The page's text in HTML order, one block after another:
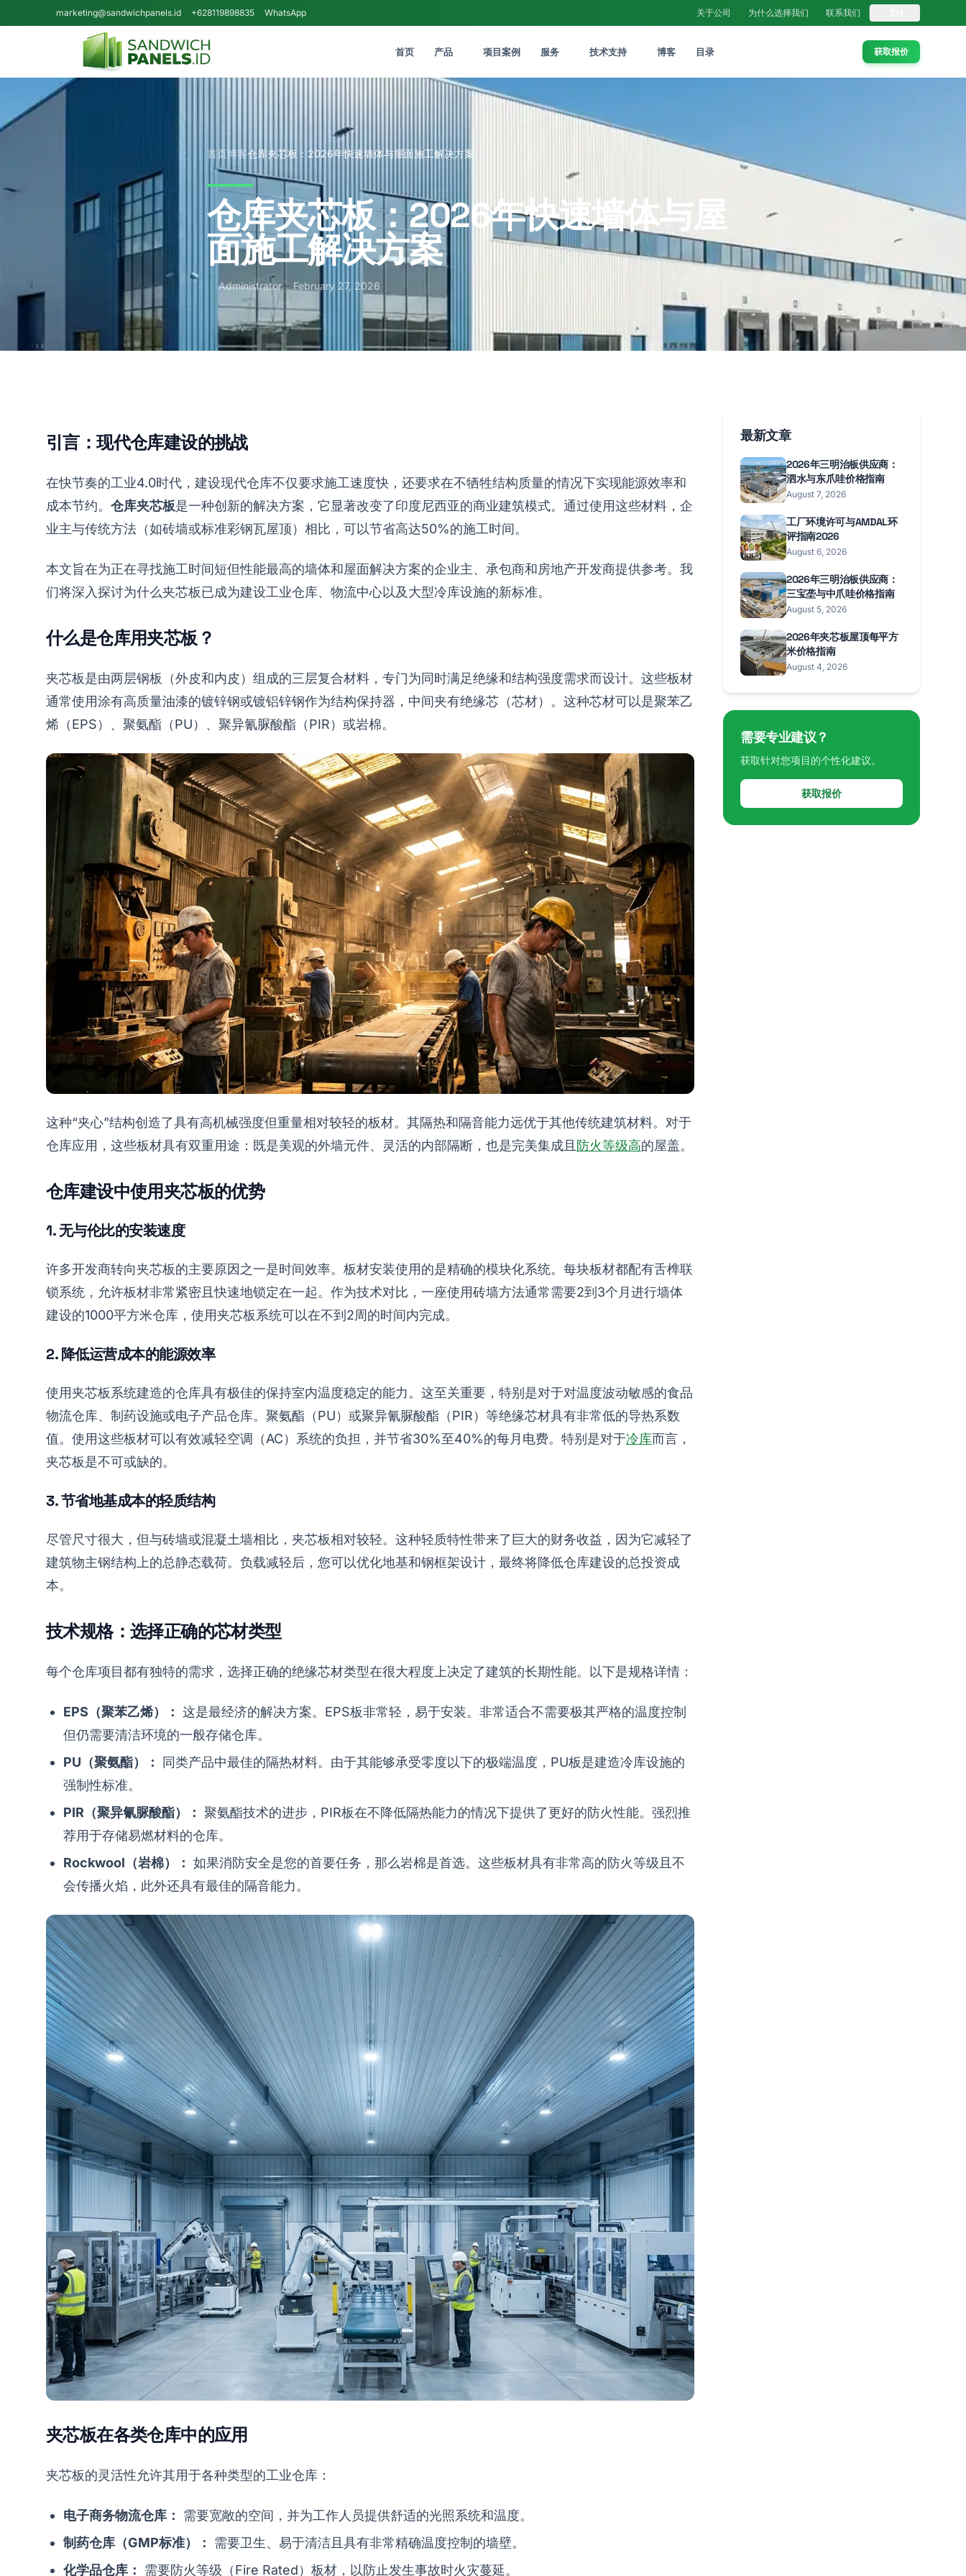
Skip to contentmarketing@sandwichpanels.id +628119898835 WhatsApp 关于公司 为什么选择我们 联系我们
首页 产品 项目案例 服务 技术支持 博客 目录 获取报价
首页博客仓库夹芯板：2026年快速墙体与屋面施工解决方案
仓库夹芯板：2026年快速墙体与屋
面施工解决方案
Administrator February 27, 2026
引言：现代仓库建设的挑战
在快节奏的工业4.0时代，建设现代仓库不仅要求施工速度快，还要求在不牺牲结构质量的情况下实现能源效率和
成本节约。 仓库夹芯板是一种创新的解决方案，它显著改变了印度尼西亚的商业建筑模式。通过使用这些材料，企
业主与传统方法（如砖墙或标准彩钢瓦屋顶）相比，可以节省高达50%的施工时间。
本文旨在为正在寻找施工时间短但性能最高的墙体和屋面解决方案的企业主、承包商和房地产开发商提供参考。我
们将深入探讨为什么夹芯板已成为建设工业仓库、物流中心以及大型冷库设施的新标准。
什么是仓库用夹芯板？
夹芯板是由两层钢板（外皮和内皮）组成的三层复合材料，专门为同时满足绝缘和结构强度需求而设计。这些板材
通常使用涂有高质量油漆的镀锌钢或镀铝锌钢作为结构保持器，中间夹有绝缘芯（芯材）。这种芯材可以是聚苯乙
烯（EPS）、聚氨酯（PU）、聚异氰脲酸酯（PIR）或岩棉。
这种“夹心”结构创造了具有高机械强度但重量相对较轻的板材。其隔热和隔音能力远优于其他传统建筑材料。对于
仓库应用，这些板材具有双重用途：既是美观的外墙元件、灵活的内部隔断，也是完美集成且 防火等级高的屋盖。
仓库建设中使用夹芯板的优势
1. 无与伦比的安装速度
许多开发商转向夹芯板的主要原因之一是时间效率。板材安装使用的是精确的模块化系统。每块板材都配有舌榫联
锁系统，允许板材非常紧密且快速地锁定在一起。作为技术对比，一座使用砖墙方法通常需要2到3个月进行墙体
建设的1000平方米仓库，使用夹芯板系统可以在不到2周的时间内完成。
2. 降低运营成本的能源效率
使用夹芯板系统建造的仓库具有极佳的保持室内温度稳定的能力。这至关重要，特别是对于对温度波动敏感的食品
物流仓库、制药设施或电子产品仓库。聚氨酯（PU）或聚异氰脲酸酯（PIR）等绝缘芯材具有非常低的导热系数
值。使用这些板材可以有效减轻空调（AC）系统的负担，并节省30%至40%的每月电费。特别是对于冷库而言，
夹芯板是不可或缺的。
3. 节省地基成本的轻质结构
尽管尺寸很大，但与砖墙或混凝土墙相比，夹芯板相对较轻。这种轻质特性带来了巨大的财务收益，因为它减轻了
建筑物主钢结构上的总静态载荷。负载减轻后，您可以优化地基和钢框架设计，最终将降低仓库建设的总投资成
本。
技术规格：选择正确的芯材类型
每个仓库项目都有独特的需求，选择正确的绝缘芯材类型在很大程度上决定了建筑的长期性能。以下是规格详情：
EPS（聚苯乙烯）： 这是最经济的解决方案。EPS板非常轻，易于安装。非常适合不需要极其严格的温度控制
但仍需要清洁环境的一般存储仓库。
PU（聚氨酯）：
同类产品中最佳的隔热材料。由于其能够承受零度以下的极端温度，PU板是建造冷库设施的
强制性标准。
PIR（聚异氰脲酸酯）： 聚氨酯技术的进步，PIR板在不降低隔热能力的情况下提供了更好的防火性能。强烈推
荐用于存储易燃材料的仓库。
Rockwool（岩棉）： 如果消防安全是您的首要任务，那么岩棉是首选。这些板材具有非常高的防火等级且不
会传播火焰，此外还具有最佳的隔音能力。
夹芯板在各类仓库中的应用
夹芯板的灵活性允许其用于各种类型的工业仓库：
电子商务物流仓库：
需要宽敞的空间，并为工作人员提供舒适的光照系统和温度。
制药仓库（GMP标准）：
需要卫生、易于清洁且具有非常精确温度控制的墙壁。
化学品仓库：
需要防火等级（Fire Rated）板材，以防止发生事故时火灾蔓延。
最新文章
2026年三明治板供应商：
泗水与东爪哇价格指南
August 7, 2026
工厂环境许可与AMDAL环
评指南2026
August 6, 2026
2026年三明治板供应商：
三宝垄与中爪哇价格指南
August 5, 2026
2026年夹芯板屋顶每平方
米价格指南
August 4, 2026
需要专业建议？
获取针对您项目的个性化建议。
获取报价